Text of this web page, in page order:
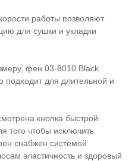
работы позволяют
для сушки и укладки
фен 03-8010 Black
подходит для длительной и
кнопка быстрой
того чтобы исключить
снабжен системой
эластичность и здоровый